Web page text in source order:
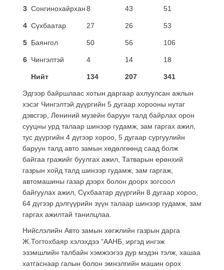
3 Сонгинохайрхан8 43 51
4 Сүхбаатар 27 26 53
5 Баянгол 50 56 106
6 Чингэлтэй 4 14 18
Нийт 134 207 341
Эдгээр байршлаас хотын даргаар ахлуулсан ажлын
хэсэг Чингэлтэй дүүргийн 5 дугаар хорооны нутаг
дэвсгэр, Лениний музейн баруун талд байрлах орон
сууцны урд талаар шинээр гудамж, зам гаргах ажил,
тус дүүргийн 4 дүгээр хороо, 5 дугаар сургуулийн
баруун талд авто замын хөдөлгөөнд саад болж
байгаа гражийг буулгах ажил, Татварын ерөнхий
газрын хойд талд шинээр гудамж, зам гаргаж,
автомашины газар дээрх болон доорх зогсоол
байгуулах ажил, Сүхбаатар дүүргийн 8 дугаар хороо,
64 дүгээр дэлгүүрийн зүүн талаар шинээр гудамж, зам
гаргах ажилтай танилцлаа.
Нийслэлийн Авто замын хөгжлийн газрын дарга
Ж.Тогтохбаяр хэлэхдээ “ААНБ, иргэд ингэж
эзэмшлийн талбайн хэмжээгээ дур мэдэн тэлж, хашаа
хатгаснаар галын болон эмнэлгийн машин орох